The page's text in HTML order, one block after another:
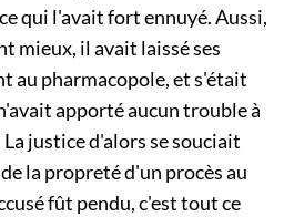
qui l'avait fort ennuyé. Aussi,
mieux, il avait laissé ses
au pharmacopole, et s'était
apporté aucun trouble à
justice d'alors se souciait
la propreté d'un procès au
fût pendu, c'est tout ce